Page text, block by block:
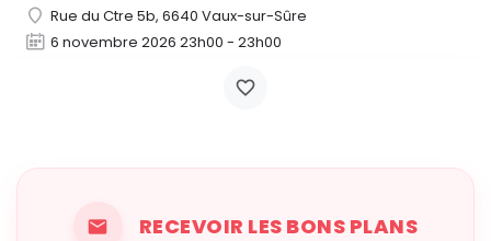
Rue du Ctre 5b, 6640 Vaux-sur-Sûre
6 novembre 2026 23h00 - 23h00
RECEVOIR LES BONS PLANS